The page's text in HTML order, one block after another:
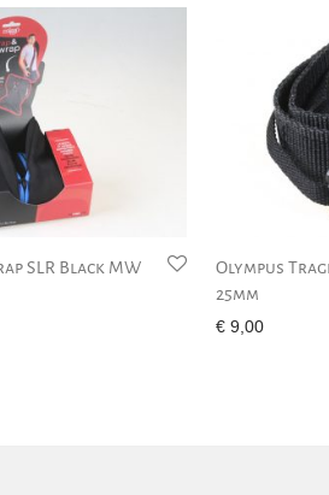
SLR Black MW
Olympus
25mm
€ 9,00